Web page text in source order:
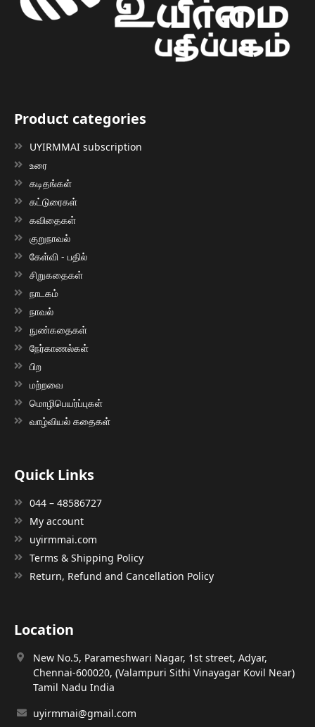
Product categories
UYIRMMAI subscription
உரை
கடிதங்கள்
கட்டுரைகள்
கவிதைகள்
குறுநாவல்
கேள்வி - பதில்
சிறுகதைகள்
நாடகம்
நாவல்
நுண்கதைகள்
நேர்காணல்கள்
பிற
மற்றவை
மொழிபெயர்ப்புகள்
வாழ்வியல் கதைகள்
Quick Links
044 – 48586727
My account
uyirmmai.com
Terms & Shipping Policy
Return, Refund and Cancellation Policy
Location
New No.5, Parameshwari Nagar, 1st street, Adyar,
Chennai-600020, (Valampuri Sithi Vinayagar Kovil Near)
Tamil Nadu India
uyirmmai@gmail.com